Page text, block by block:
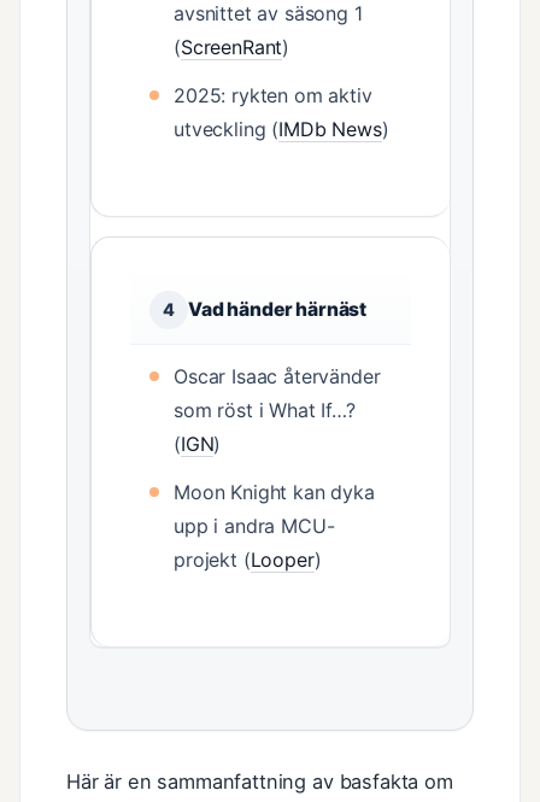
avsnittet av säsong 1
(ScreenRant)
2025: rykten om aktiv
utveckling (IMDb News)
4 Vad händer härnäst
Oscar Isaac återvänder
som röst i What If…?
(IGN)
Moon Knight kan dyka
upp i andra MCU-
projekt (Looper)
Här är en sammanfattning av basfakta om